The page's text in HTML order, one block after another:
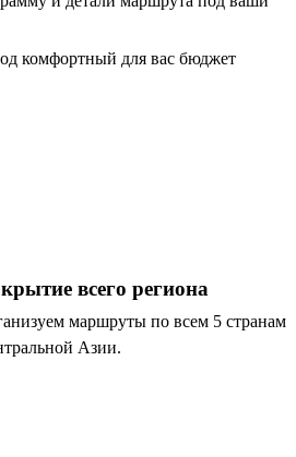
комфортный для вас бюджет
всего региона
маршруты по всем 5 странам
Азии.